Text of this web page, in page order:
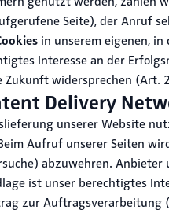
Seite), der Anruf
in unserem eigenen,
Interesse an der
widersprechen (Art.
Delivery
unserer Website
Aufruf unserer Seiten
abzuwehren.
ist unser berechtigtes
zur Auftragsverarbeitung